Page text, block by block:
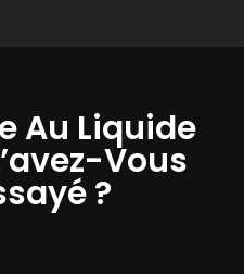
Au Liquide
Vous
?